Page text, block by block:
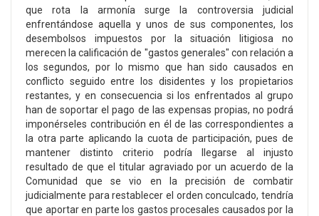
que rota la armonía surge la controversia judicial
enfrentándose aquella y unos de sus componentes, los
desembolsos impuestos por la situación litigiosa no
merecen la calificación de "gastos generales" con relación a
los segundos, por lo mismo que han sido causados en
conflicto seguido entre los disidentes y los propietarios
restantes, y en consecuencia si los enfrentados al grupo
han de soportar el pago de las expensas propias, no podrá
imponérseles contribución en él de las correspondientes a
la otra parte aplicando la cuota de participación, pues de
mantener distinto criterio podría llegarse al injusto
resultado de que el titular agraviado por un acuerdo de la
Comunidad que se vio en la precisión de combatir
judicialmente para restablecer el orden conculcado, tendría
que aportar en parte los gastos procesales causados por la